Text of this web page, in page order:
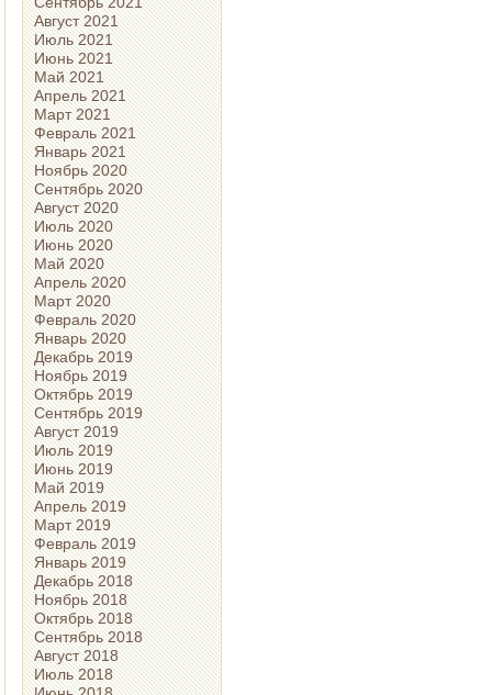
Август 2021
Июль 2021
Июнь 2021
Май 2021
Апрель 2021
Март 2021
Февраль 2021
Январь 2021
Ноябрь 2020
Сентябрь 2020
Август 2020
Июль 2020
Июнь 2020
Май 2020
Апрель 2020
Март 2020
Февраль 2020
Январь 2020
Декабрь 2019
Ноябрь 2019
Октябрь 2019
Сентябрь 2019
Август 2019
Июль 2019
Июнь 2019
Май 2019
Апрель 2019
Март 2019
Февраль 2019
Январь 2019
Декабрь 2018
Ноябрь 2018
Октябрь 2018
Сентябрь 2018
Август 2018
Июль 2018